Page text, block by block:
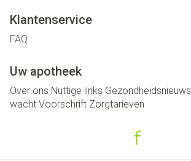
Klantenservice
FAQ
Uw apotheek
Over ons Nuttige links Gezondheidsnieuws
wacht Voorschrift Zorgtarieven